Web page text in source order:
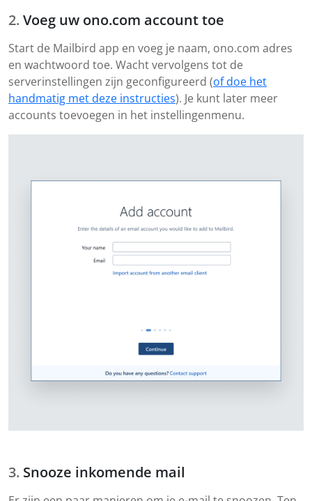
Voeg uw ono.com account toe
Start de Mailbird app en voeg je naam, ono.com adres
en wachtwoord toe. Wacht vervolgens tot de
serverinstellingen zijn geconfigureerd (of doe het
handmatig met deze instructies). Je kunt later meer
accounts toevoegen in het instellingenmenu.
Snooze inkomende mail